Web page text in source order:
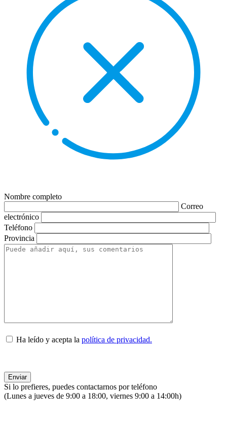
Nombre completo
Correo
electrónico
Teléfono
Provincia
Ha leído y acepta la política de privacidad.
Si lo prefieres, puedes contactarnos por teléfono
(Lunes a jueves de 9:00 a 18:00, viernes 9:00 a 14:00h)